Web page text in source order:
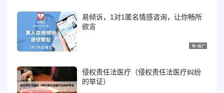
易倾诉，1对1匿名情感咨询，让你畅所
欲言
侵权责任法医疗（侵权责任法医疗纠纷
的举证）